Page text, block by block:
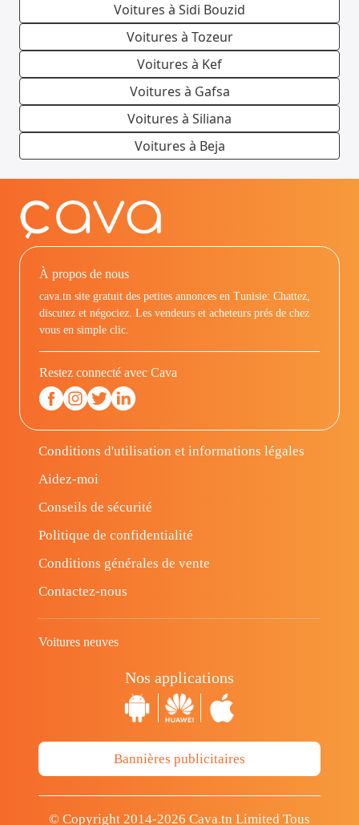
Voitures à Sidi Bouzid
Voitures à Tozeur
Voitures à Kef
Voitures à Gafsa
Voitures à Siliana
Voitures à Beja
À propos de nous
cava.tn site gratuit des petites annonces en Tunisie: Chattez,
discutez et négociez. Les vendeurs et acheteurs prés de chez
vous en simple clic.
Restez connecté avec Cava
Conditions d'utilisation et informations légales
Aidez-moi
Conseils de sécurité
Politique de confidentialité
Conditions générales de vente
Contactez-nous
Voitures neuves
Nos applications
Bannières publicitaires
© Copyright 2014-2026 Cava.tn Limited Tous